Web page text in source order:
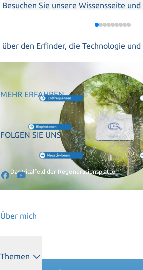
Besuchen Sie unsere Wissensseite
über den Erfinder, die Technologie und
MEHR ERFAHREN
FOLGEN SIE UNS
Über mich
Themen
Das Vitalfeld der Regenerationsplatte